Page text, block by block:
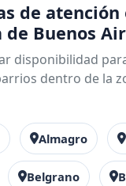
de atención
Buenos
disponibilidad
dentro de la
Almagro
Belgrano